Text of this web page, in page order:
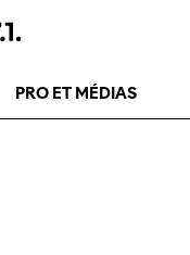
PRO ET MÉDIAS